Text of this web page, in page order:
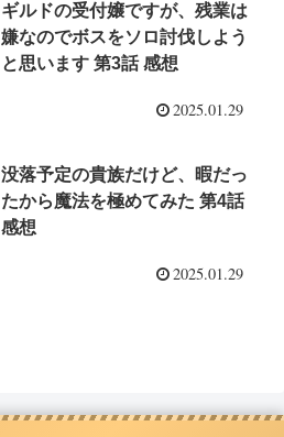
ギルドの受付嬢ですが、残業は
嫌なのでボスをソロ討伐しよう
と思います 第3話 感想
2025.01.29
没落予定の貴族だけど、暇だっ
たから魔法を極めてみた 第4話
感想
2025.01.29